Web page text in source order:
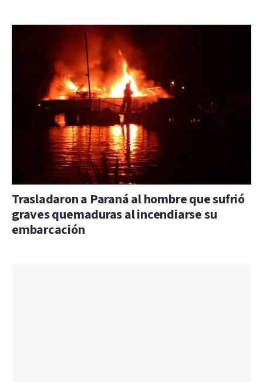
Trasladaron a Paraná al hombre que sufrió
graves quemaduras al incendiarse su
embarcación